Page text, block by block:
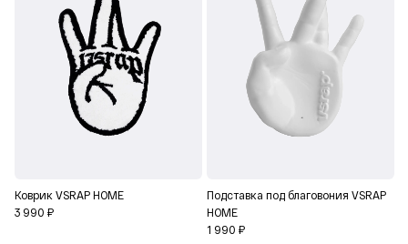
Коврик VSRAP HOME
3 990 ₽
Подставка под благовония VSRAP
HOME
1 990 ₽